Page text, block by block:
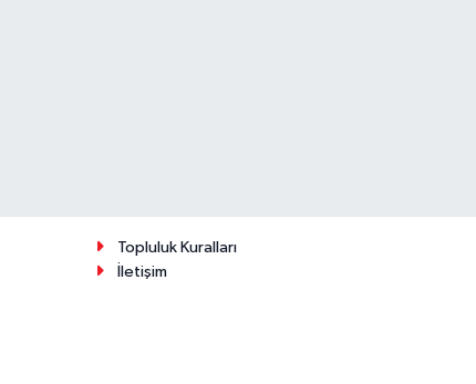
Topluluk Kuralları
İletişim